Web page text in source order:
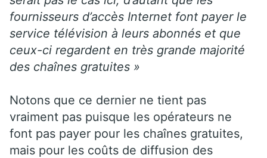
fournisseurs d’accès Internet font payer le
service télévision à leurs abonnés et que
ceux-ci regardent en très grande majorité
des chaînes gratuites »
Notons que ce dernier ne tient pas
vraiment pas puisque les opérateurs ne
font pas payer pour les chaînes gratuites,
mais pour les coûts de diffusion des